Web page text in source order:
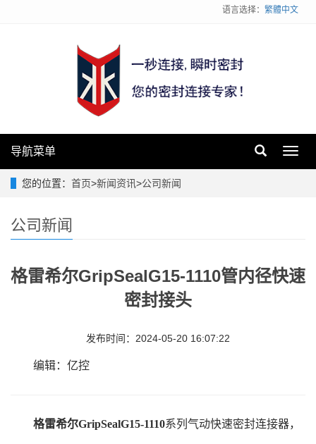
语言选择： 繁體中文
导航菜单
您的位置： 首页>新闻资讯>公司新闻
公司新闻
格雷希尔GripSealG15-1110管内径快速
密封接头
发布时间：2024-05-20 16:07:22
编辑：亿控
格雷希尔GripSealG15-1110系列气动快速密封连接器，